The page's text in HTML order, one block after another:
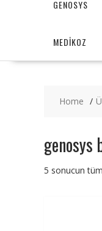
GENOSYS
MEDİKOZ
Home
genosys
5 sonucun